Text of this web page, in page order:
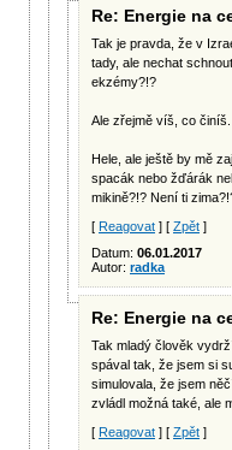
Re: Energie na
Tak je pravda, že v
tady, ale nechat
ekzémy?!?
Ale zřejmě víš, co činíš.
Hele, ale ještě by mě
spacák nebo žďárák
mikině?!? Není ti
[ Reagovat ] [ Zpět ]
Datum: 06.01.2017
Autor: radka
Re: Energie na
Tak mladý člověk
spával tak, že jsem si
simulovala, že jsem
zvládl možná také, ale
[ Reagovat ] [ Zpět ]